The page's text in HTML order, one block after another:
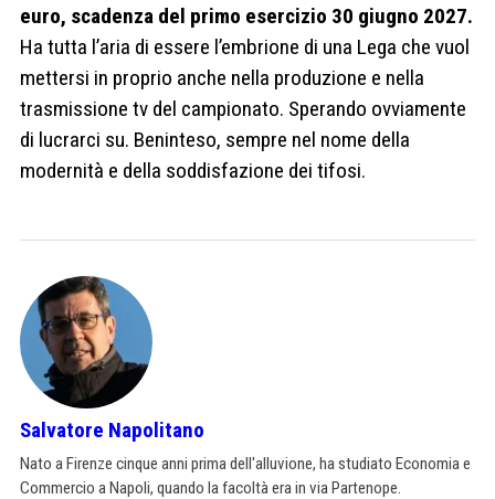
euro, scadenza del primo esercizio 30 giugno 2027.
Ha tutta l’aria di essere l’embrione di una Lega che vuol
mettersi in proprio anche nella produzione e nella
trasmissione tv del campionato. Sperando ovviamente
di lucrarci su. Beninteso, sempre nel nome della
modernità e della soddisfazione dei tifosi.
Salvatore Napolitano
Nato a Firenze cinque anni prima dell'alluvione, ha studiato Economia e
Commercio a Napoli, quando la facoltà era in via Partenope.